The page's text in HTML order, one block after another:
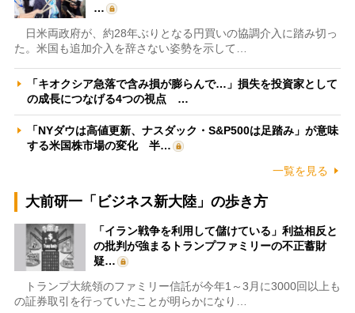
…
日米両政府が、約28年ぶりとなる円買いの協調介入に踏み切っ
た。米国も追加介入を辞さない姿勢を示して…
「キオクシア急落で含み損が膨らんで…」損失を投資家として
の成長につなげる4つの視点 …
「NYダウは高値更新、ナスダック・S&P500は足踏み」が意味
する米国株市場の変化 半…
一覧を見る
大前研一「ビジネス新大陸」の歩き方
「イラン戦争を利用して儲けている」利益相反と
の批判が強まるトランプファミリーの不正蓄財
疑…
トランプ大統領のファミリー信託が今年1～3月に3000回以上も
の証券取引を行っていたことが明らかになり…